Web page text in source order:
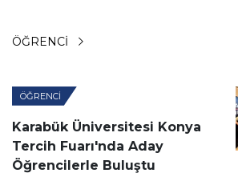
ÖĞRENCI
ÖĞRENCI
Karabük Üniversitesi Konya
Tercih Fuarı'nda Aday
Öğrencilerle Buluştu